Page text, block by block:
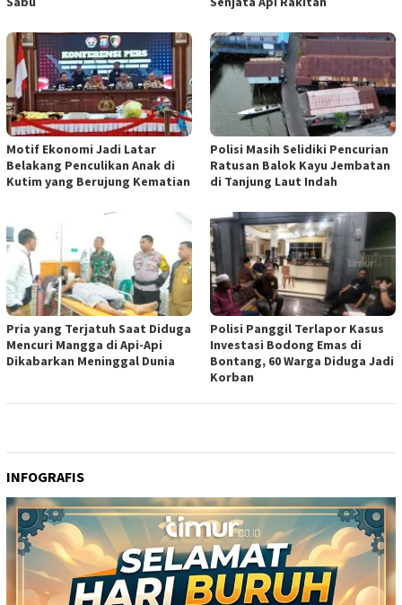
Motif Ekonomi Jadi Latar
Belakang Penculikan Anak di
Kutim yang Berujung Kematian
Polisi Masih Selidiki Pencurian
Ratusan Balok Kayu Jembatan
di Tanjung Laut Indah
Pria yang Terjatuh Saat Diduga
Mencuri Mangga di Api-Api
Dikabarkan Meninggal Dunia
Polisi Panggil Terlapor Kasus
Investasi Bodong Emas di
Bontang, 60 Warga Diduga Jadi
Korban
INFOGRAFIS